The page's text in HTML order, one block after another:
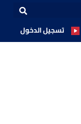
تسجيل الدخول